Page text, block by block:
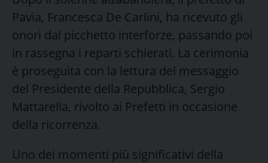
Pavia, Francesca De Carlini, ha ricevuto gli
onori dal picchetto interforze, passando poi
in rassegna i reparti schierati. La cerimonia
è proseguita con la lettura del messaggio
del Presidente della Repubblica, Sergio
Mattarella, rivolto ai Prefetti in occasione
della ricorrenza.
Uno dei momenti più significativi della